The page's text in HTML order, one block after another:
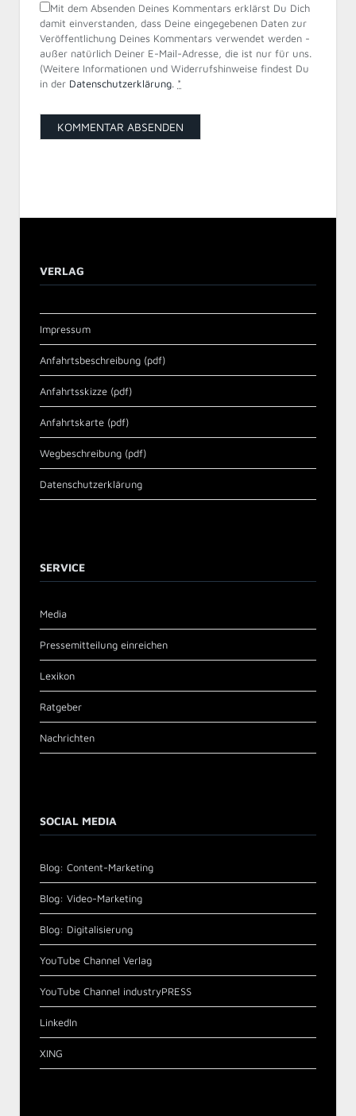
Mit dem Absenden Deines Kommentars erklärst Du Dich
damit einverstanden, dass Deine eingegebenen Daten zur
Veröffentlichung Deines Kommentars verwendet werden -
außer natürlich Deiner E-Mail-Adresse, die ist nur für uns.
(Weitere Informationen und Widerrufshinweise findest Du
in der Datenschutzerklärung. *
VERLAG
Impressum
Anfahrtsbeschreibung (pdf)
Anfahrtsskizze (pdf)
Anfahrtskarte (pdf)
Wegbeschreibung (pdf)
Datenschutzerklärung
SERVICE
Media
Pressemitteilung einreichen
Lexikon
Ratgeber
Nachrichten
SOCIAL MEDIA
Blog: Content-Marketing
Blog: Video-Marketing
Blog: Digitalisierung
YouTube Channel Verlag
YouTube Channel industryPRESS
LinkedIn
XING